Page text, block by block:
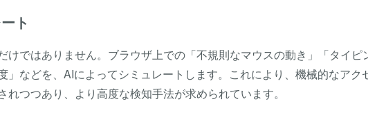
ト
けではありません。ブラウザ上での「不規則なマウスの動き」「タイピ
」などを、AIによってシミュレートします。これにより、機械的なアク
つつあり、より高度な検知手法が求められています。